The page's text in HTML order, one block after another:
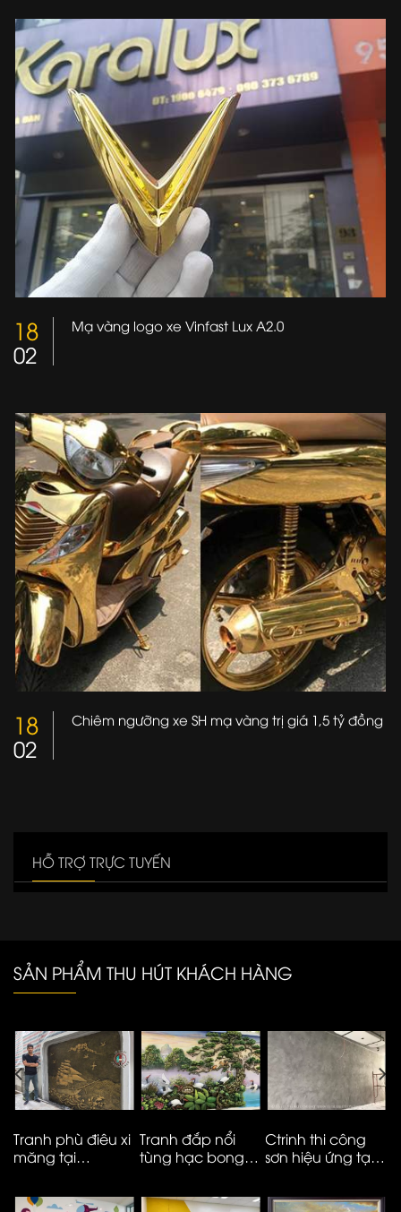
HỖ TRỢ TRỰC TUYẾN
18
02
Mạ vàng logo xe Vinfast Lux A2.0
18
02
Chiêm ngưỡng xe SH mạ vàng trị giá 1,5 tỷ đồng
SẢN PHẨM THU HÚT KHÁCH HÀNG
Tranh phù điêu xi
măng tại
City
Tranh đắp nổi
tùng hạc bong
Ctrinh thi công
sơn hiệu ứng tại